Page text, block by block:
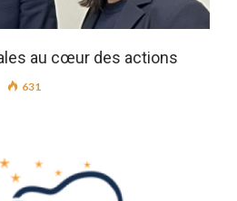
au cœur des actions
631